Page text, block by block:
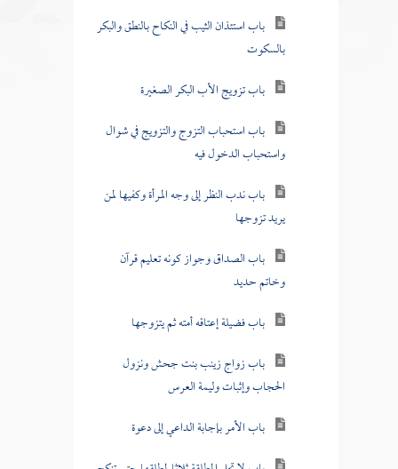
باب استئذان الثيب في النكاح بالنطق والبكر
بالسكوت
باب تزويج الأب البكر الصغيرة
باب استحباب التزوج والتزويج في شوال
واستحباب الدخول فيه
باب ندب النظر إلى وجه المرأة وكفيها لمن
يريد تزوجها
باب الصداق وجواز كونه تعليم قرآن
وخاتم حديد
باب فضيلة إعتاقه أمته ثم يتزوجها
باب زواج زينب بنت جحش ونزول
الحجاب وإثبات وليمة العرس
باب الأمر بإجابة الداعي إلى دعوة